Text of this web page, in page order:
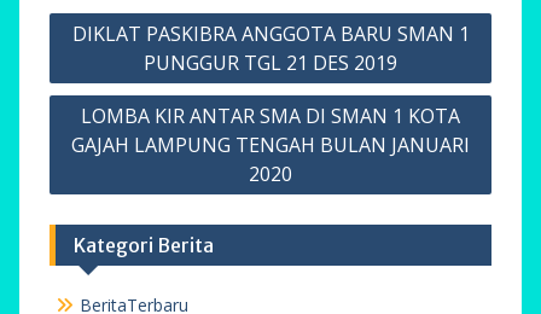
BeritaTerbaru
DIKLAT PASKIBRA ANGGOTA BARU SMAN 1
PUNGGUR TGL 21 DES 2019
LOMBA KIR ANTAR SMA DI SMAN 1 KOTA
GAJAH LAMPUNG TENGAH BULAN JANUARI